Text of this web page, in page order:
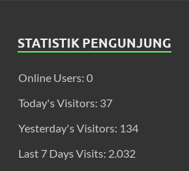
STATISTIK PENGUNJUNG
Online Users: 0
Today's Visitors: 37
Yesterday's Visitors: 134
Last 7 Days Visits: 2.032